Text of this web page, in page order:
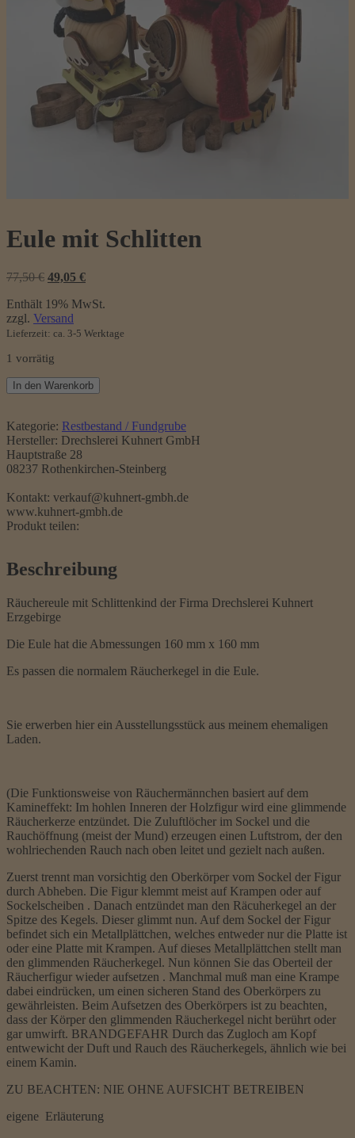
Eule mit Schlitten
77,50€ Ursprünglicher
war:
77,50 €
49,05 €Aktueller
ist:
Enthält 19% MwSt.
zzgl. Versand
Lieferzeit: ca. 3-5 Werktage
1 vorrätig
Eule
mit
Menge
In den Warenkorb
Kategorie: Restbestand / Fundgrube
Hersteller: Drechslerei Kuhnert GmbH
Hauptstraße 28
08237 Rothenkirchen-Steinberg
Kontakt: verkauf@kuhnert-gmbh.de
www.kuhnert-gmbh.de
Produkt teilen:
Beschreibung
Räuchereule mit Schlittenkind der Firma Drechslerei Kuhnert
Erzgebirge
Die Eule hat die Abmessungen 160 mm x 160 mm
Es passen die normalem Räucherkegel in die Eule.
Sie erwerben hier ein Ausstellungsstück aus meinem ehemaligen
Laden.
(Die Funktionsweise von Räuchermännchen basiert auf dem
Kamineffekt: Im hohlen Inneren der Holzfigur wird eine glimmende
Räucherkerze entzündet. Die Zuluftlöcher im Sockel und die
Rauchöffnung (meist der Mund) erzeugen einen Luftstrom, der den
wohlriechenden Rauch nach oben leitet und gezielt nach außen.
Zuerst trennt man vorsichtig den Oberkörper vom Sockel der Figur
durch Abheben. Die Figur klemmt meist auf Krampen oder auf
Sockelscheiben . Danach entzündet man den Räcuherkegel an der
Spitze des Kegels. Dieser glimmt nun. Auf dem Sockel der Figur
befindet sich ein Metallplättchen, welches entweder nur die Platte ist
oder eine Platte mit Krampen. Auf dieses Metallplättchen stellt man
den glimmenden Räucherkegel. Nun können Sie das Oberteil der
Räucherfigur wieder aufsetzen . Manchmal muß man eine Krampe
dabei eindrücken, um einen sicheren Stand des Oberkörpers zu
gewährleisten. Beim Aufsetzen des Oberkörpers ist zu beachten,
dass der Körper den glimmenden Räucherkegel nicht berührt oder
gar umwirft. BRANDGEFAHR Durch das Zugloch am Kopf
entwewicht der Duft und Rauch des Räucherkegels, ähnlich wie bei
einem Kamin.
ZU BEACHTEN: NIE OHNE AUFSICHT BETREIBEN
eigene Erläuterung